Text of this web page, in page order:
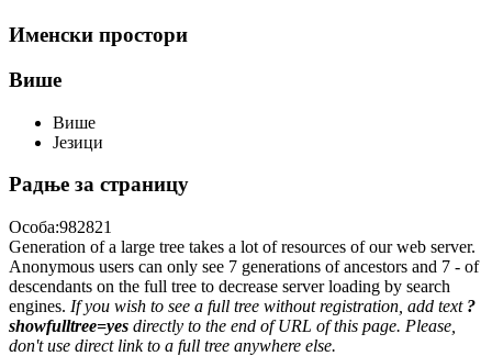
Именски простори
Више
Више
Језици
Радње за страницу
Особа:982821
Generation of a large tree takes a lot of resources of our web server.
Anonymous users can only see 7 generations of ancestors and 7 - of
descendants on the full tree to decrease server loading by search
engines. If you wish to see a full tree without registration, add text ?
showfulltree=yes directly to the end of URL of this page. Please,
don't use direct link to a full tree anywhere else.